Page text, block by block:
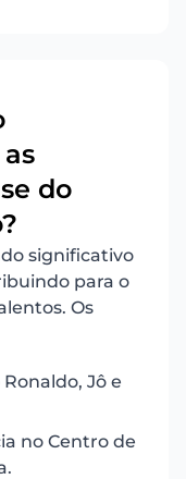
do
significativo
para o
Os
Jô e
no Centro de